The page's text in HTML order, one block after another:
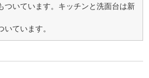
ついています。キッチンと洗面台は新
ています。